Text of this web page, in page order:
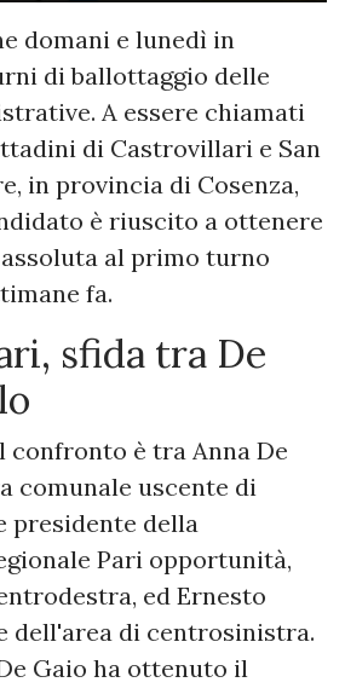
domani e lunedì in
di ballottaggio delle
A essere chiamati
di Castrovillari e San
in provincia di Cosenza,
è riuscito a ottenere
al primo turno
fa.
sfida tra De
è tra Anna De
comunale uscente di
presidente della
Pari opportunità,
ed Ernesto
dell'area di centrosinistra.
Gaio ha ottenuto il